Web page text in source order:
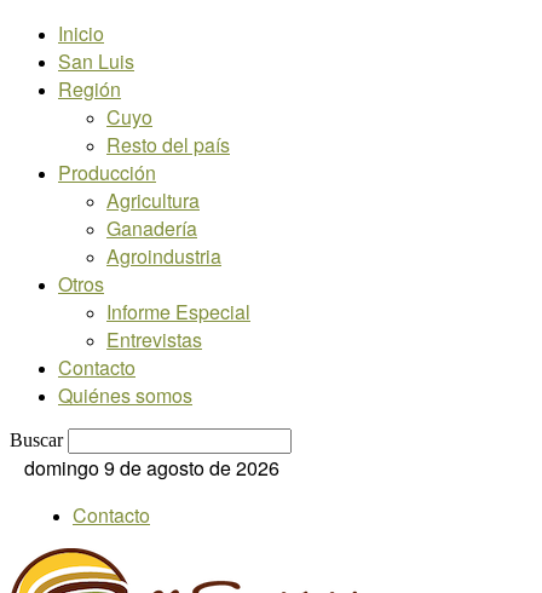
Inicio
San Luis
Región
Cuyo
Resto del país
Producción
Agricultura
Ganadería
Agroindustria
Otros
Informe Especial
Entrevistas
Contacto
Quiénes somos
Buscar
domingo 9 de agosto de 2026
Contacto